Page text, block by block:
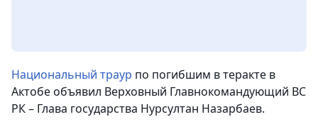
Национальный траур по погибшим в теракте в
Актобе объявил Верховный Главнокомандующий ВС
РК – Глава государства Нурсултан Назарбаев.